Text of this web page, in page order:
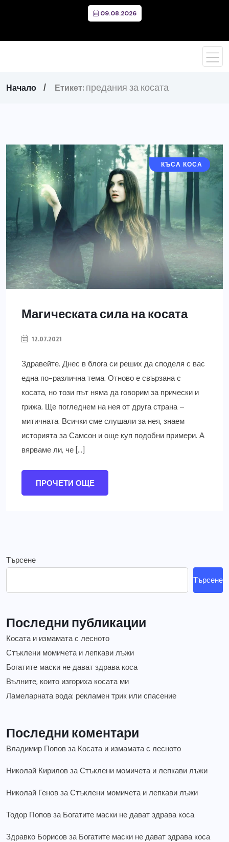
09.08.2026
Начало Етикет: предания за косата
ДЪЛГА КОСА
КЪСА КОСА
Магическата сила на косата
12.07.2021
Здравейте. Днес в блога си реших да споделя с вас
една по-различна тема. Отново е свързана с
косата, но този път няма да говорим за прически и
грижа. Ще погледнем на нея от друга страна –
митичната. Всички сме слушали за нея, знаем
историята за Самсон и още куп подобни примери. А
вярваме ли, че […]
ПРОЧЕТИ ОЩЕ
Търсене
Търсене
Последни публикации
Косата и измамата с лесното
Стъклени момичета и лепкави лъжи
Богатите маски не дават здрава коса
Вълните, които изгориха косата ми
Ламеларната вода: рекламен трик или спасение
Последни коментари
Владимир Попов за Косата и измамата с лесното
Николай Кирилов заСтъклени момичета и лепкави лъжи
Николай Генов заСтъклени момичета и лепкави лъжи
Тодор Попов за Богатите маски не дават здрава коса
Здравко Борисов за Богатите маски не дават здрава коса